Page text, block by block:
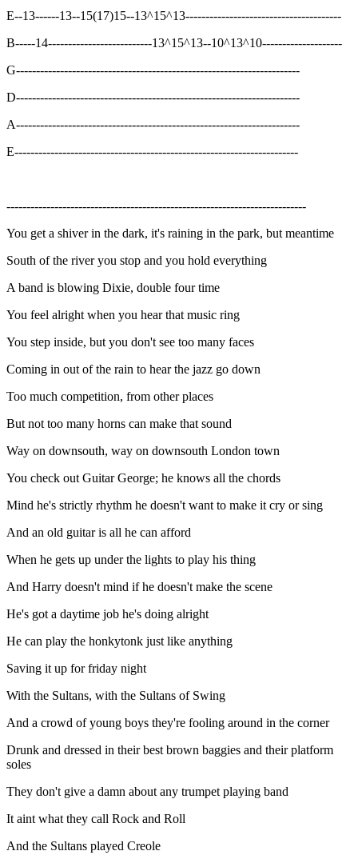
E--13------13--15(17)15--13^15^13---------------------------------------
B-----14--------------------------13^15^13--10^13^10--------------------
G-----------------------------------------------------------------------
D-----------------------------------------------------------------------
A-----------------------------------------------------------------------
E-----------------------------------------------------------------------
---------------------------------------------------------------------------
You get a shiver in the dark, it's raining in the park, but meantime
South of the river you stop and you hold everything
A band is blowing Dixie, double four time
You feel alright when you hear that music ring
You step inside, but you don't see too many faces
Coming in out of the rain to hear the jazz go down
Too much competition, from other places
But not too many horns can make that sound
Way on downsouth, way on downsouth London town
You check out Guitar George; he knows all the chords
Mind he's strictly rhythm he doesn't want to make it cry or sing
And an old guitar is all he can afford
When he gets up under the lights to play his thing
And Harry doesn't mind if he doesn't make the scene
He's got a daytime job he's doing alright
He can play the honkytonk just like anything
Saving it up for friday night
With the Sultans, with the Sultans of Swing
And a crowd of young boys they're fooling around in the corner
Drunk and dressed in their best brown baggies and their platform
soles
They don't give a damn about any trumpet playing band
It aint what they call Rock and Roll
And the Sultans played Creole